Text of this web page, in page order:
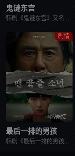
鬼谜东宫
韩剧《鬼谜东宫》又名：东宫,East Palace,동궁，讲述了：讲述拥有穿梭于灵界能力的具天（南柱赫 饰）和能听见死者声音的宫女生姜（卢允瑞 饰）被王（曹承佑 饰）召见，以揭开笼罩在世子宫中的诅咒的
剧情
已完结
最后一排的男孩
韩剧《最后一排的男孩》又名最后一排的少年,末行手记,末排的少年,登堂入室(韩国版),The Boy in the Last Row,Notes from the Last Row,맨 끝줄 소년,最后